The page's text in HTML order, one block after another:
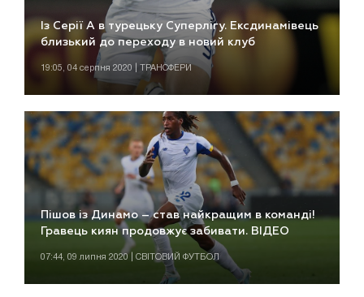
Із Серії А в турецьку Суперлігу. Ексдинамівець
близький до переходу в новий клуб
19:05, 04 серпня 2020 | ТРАНСФЕРИ
Пішов із Динамо – став найкращим в команді!
Гравець киян продовжує забивати. ВІДЕО
07:44, 09 липня 2020 | СВІТОВИЙ ФУТБОЛ